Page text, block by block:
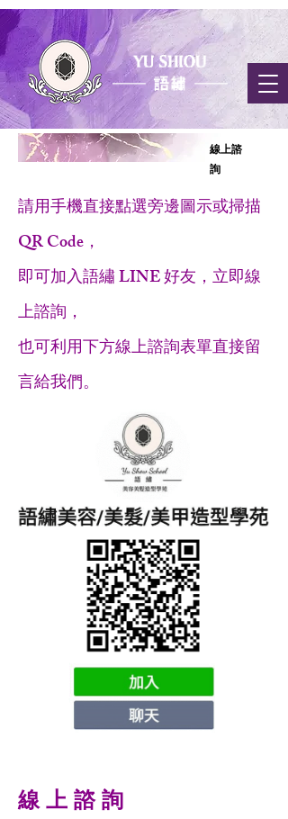
​線上諮
詢
請用手機直接點選旁邊圖示或掃描
QR Code，
即可加入語繡 LINE 好友，立即線
上諮詢，
也可利用下方線上諮詢表單直接留
言給我們。
線 上 諮 詢